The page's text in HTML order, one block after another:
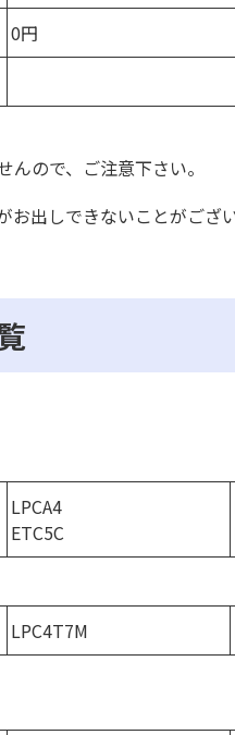
0円
ので、ご注意下さい。
出しできないことがござ
LPCA4
ETC5C
LPC4T7M